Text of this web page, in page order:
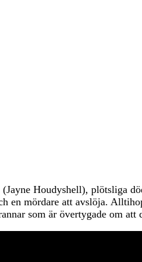
Houdyshell), plötsliga
en mördare att avslöja.
som är övertygade om